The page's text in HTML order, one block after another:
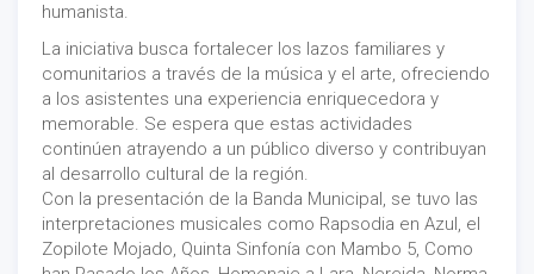
humanista.
La iniciativa busca fortalecer los lazos familiares y
comunitarios a través de la música y el arte, ofreciendo
a los asistentes una experiencia enriquecedora y
memorable. Se espera que estas actividades
continúen atrayendo a un público diverso y contribuyan
al desarrollo cultural de la región.
Con la presentación de la Banda Municipal, se tuvo las
interpretaciones musicales como Rapsodia en Azul, el
Zopilote Mojado, Quinta Sinfonía con Mambo 5, Como